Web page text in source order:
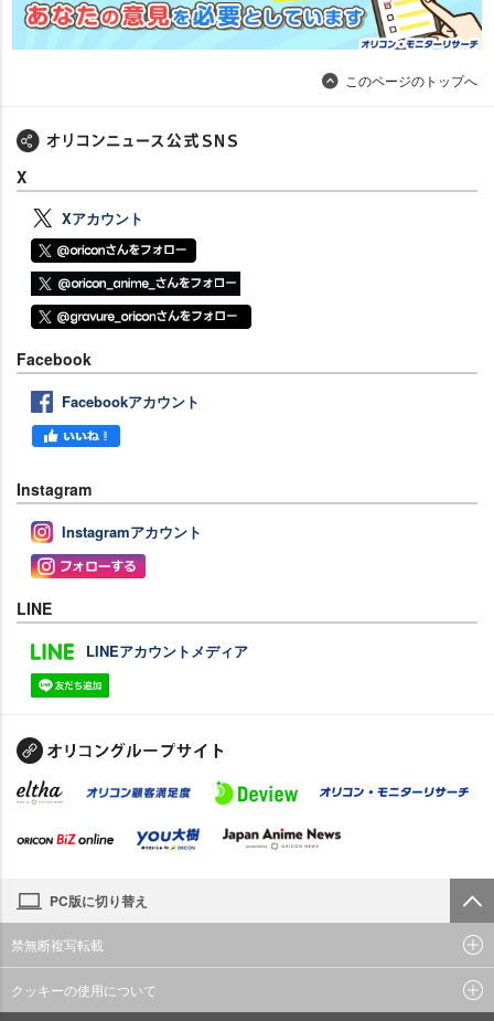
このページのトップへ
X
Xアカウント
Facebook
Facebookアカウント
Instagram
Instagramアカウント
LINE
LINEアカウントメディア
PC版に切り替え
禁無断複写転載
クッキーの使用について